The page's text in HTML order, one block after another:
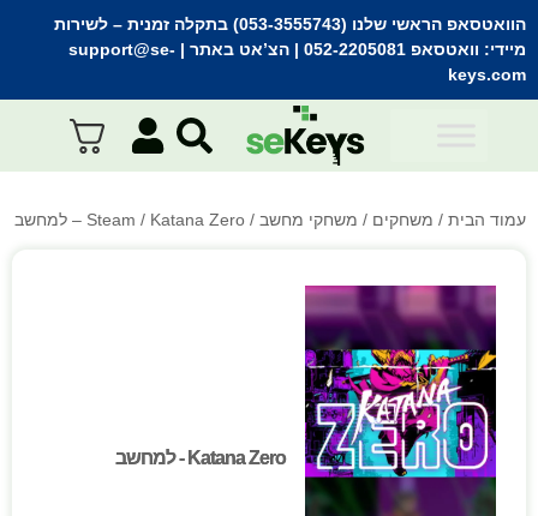
הוואטסאפ הראשי שלנו (053-3555743) בתקלה זמנית
– לשירות
מיידי: וואטסאפ 052-2205081 | הצ’אט באתר | support@se-
keys.com
עמוד הבית / משחקים / משחקי מחשב /
Steam / Katana Zero – למחשב
Katana Zero - למחשב
Katana Zero - למחשב